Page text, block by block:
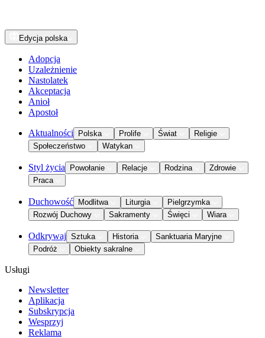
Edycja polska
Adopcja
Uzależnienie
Nastolatek
Akceptacja
Anioł
Apostoł
Aktualności Polska Prolife Świat
Religie
Społeczeństwo
Watykan
Styl życia Powołanie Relacje Rodzina
Zdrowie
Praca
Duchowość Modlitwa Liturgia
Pielgrzymka
Rozwój Duchowy
Sakramenty Święci Wiara
Odkrywaj Sztuka Historia
Sanktuaria Maryjne
Podróż
Obiekty sakralne
Usługi
Newsletter
Aplikacja
Subskrypcja
Wesprzyj
Reklama